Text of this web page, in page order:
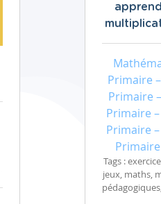
Primaire
Primaire
Primaire
Primaire
Tags :
jeux, maths,